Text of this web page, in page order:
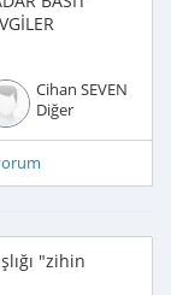
Cihan SEVEN
Diğer
"zihin